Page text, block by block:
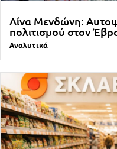
Λίνα Μενδώνη:
πολιτισμού στον
Αναλυτικά